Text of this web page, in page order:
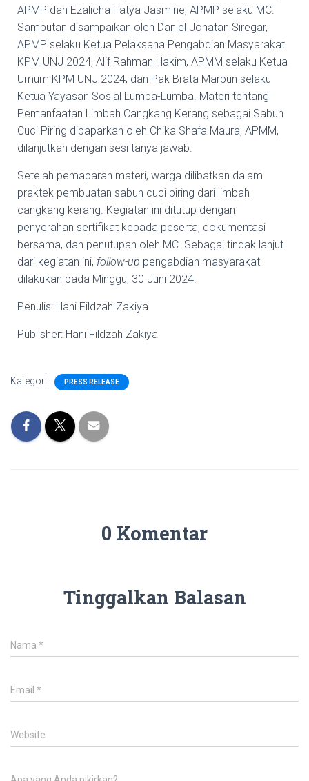
APMP dan Ezalicha Fatya Jasmine, APMP selaku MC.
Sambutan disampaikan oleh Daniel Jonatan Siregar,
APMP selaku Ketua Pelaksana Pengabdian Masyarakat
KPM UNJ 2024, Alif Rahman Hakim, APMM selaku Ketua
Umum KPM UNJ 2024, dan Pak Brata Marbun selaku
Ketua Yayasan Sosial Lumba-Lumba. Materi tentang
Pemanfaatan Limbah Cangkang Kerang sebagai Sabun
Cuci Piring dipaparkan oleh Chika Shafa Maura, APMM,
dilanjutkan dengan sesi tanya jawab.
Setelah pemaparan materi, warga dilibatkan dalam
praktek pembuatan sabun cuci piring dari limbah
cangkang kerang. Kegiatan ini ditutup dengan
penyerahan sertifikat kepada peserta, dokumentasi
bersama, dan penutupan oleh MC. Sebagai tindak lanjut
dari kegiatan ini, follow-up pengabdian masyarakat
dilakukan pada Minggu, 30 Juni 2024.
Penulis: Hani Fildzah Zakiya
Publisher: Hani Fildzah Zakiya
Kategori: PRESS RELEASE
0 Komentar
Tinggalkan Balasan
Nama *
Email *
Website